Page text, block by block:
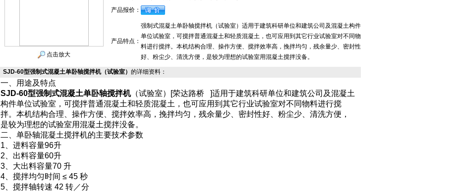
点击放大
产品报价：
产品特点：
强制式混凝土单卧轴搅拌机（试验室）适用于建筑科研单位和建筑公司及混凝土构件
单位试验室，可搅拌普通混凝土和轻质混凝土，也可应用到其它行业试验室对不同物
料进行搅拌。本机结构合理、操作方便、搅拌效率高，挽拌均匀，残余量少、密封性
好、粉尘少、清洗方便，是较为理想的试验室用混凝土搅拌没备。
SJD-60型强制式混凝土单卧轴搅拌机（试验室） 的详细资料：
一、用途及特点
SJD-60型强制式混凝土单卧轴搅拌机（试验室）[荣达路桥
]适用于建筑科研单位和建筑公司及混凝土
构件单位试验室，可搅拌普通混凝土和轻质混凝土，也可应用到其它行业试验室对不同物料进行搅
拌。本机结构合理、操作方便、搅拌效率高，挽拌均匀，残余量少、密封性好、粉尘少、清洗方便，
是较为理想的试验室用混凝土搅拌没备。
二、单卧轴混凝土搅拌机的主要技术参数
1、进料容量96升
2、出料容量60升
3、大出料容量70 升
4、搅拌均匀时间 ≤ 45 秒
5、搅拌轴转速 42 转／分